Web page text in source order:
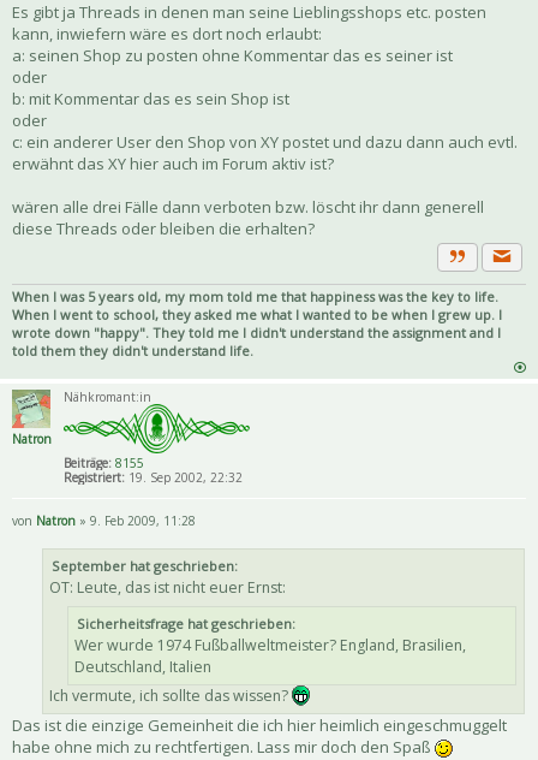
Es gibt ja Threads in denen man seine Lieblingsshops etc. posten
kann, inwiefern wäre es dort noch erlaubt:
a: seinen Shop zu posten ohne Kommentar das es seiner ist
oder
b: mit Kommentar das es sein Shop ist
oder
c: ein anderer User den Shop von XY postet und dazu dann auch evtl.
erwähnt das XY hier auch im Forum aktiv ist?
wären alle drei Fälle dann verboten bzw. löscht ihr dann generell
diese Threads oder bleiben die erhalten?
Zitat
When I was 5 years old, my mom told me that happiness was the key to life.
When I went to school, they asked me what I wanted to be when I grew up. I
wrote down "happy". They told me I didn't understand the assignment and I
told them they didn't understand life.
Natron
Nähkromant:in
Beiträge: 8155
Registriert: 19. Sep 2002, 22:32
von Natron » 9. Feb 2009, 11:28
September hat geschrieben:
OT: Leute, das ist nicht euer Ernst:
Sicherheitsfrage hat geschrieben:
Wer wurde 1974 Fußballweltmeister? England, Brasilien,
Deutschland, Italien
Ich vermute, ich sollte das wissen?
Das ist die einzige Gemeinheit die ich hier heimlich eingeschmuggelt
habe ohne mich zu rechtfertigen. Lass mir doch den Spaß